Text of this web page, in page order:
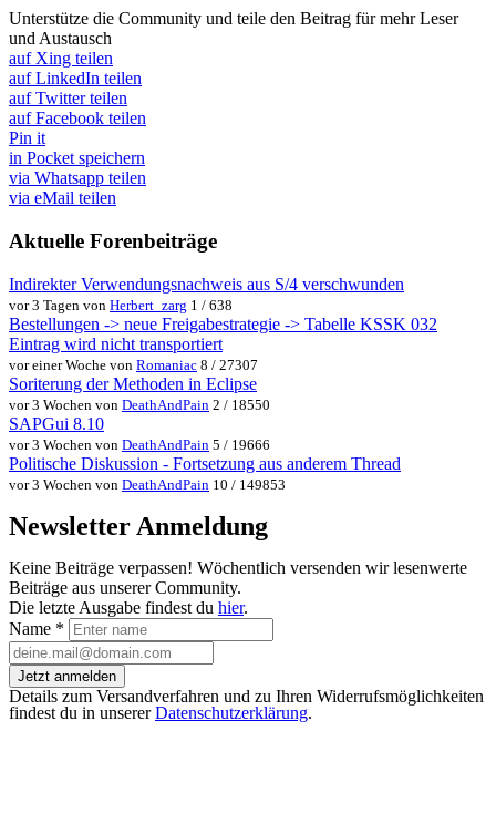
Unterstütze die Community und teile den Beitrag für mehr Leser
und Austausch
auf Xing teilen
auf LinkedIn teilen
auf Twitter teilen
auf Facebook teilen
Pin it
in Pocket speichern
via Whatsapp teilen
via eMail teilen
Aktuelle Forenbeiträge
Indirekter Verwendungsnachweis aus S/4 verschwunden
vor 3 Tagen von Herbert_zarg 1 / 638
Bestellungen -> neue Freigabestrategie -> Tabelle KSSK 032
Eintrag wird nicht transportiert
vor einer Woche von Romaniac 8 / 27307
Soriterung der Methoden in Eclipse
vor 3 Wochen von DeathAndPain 2 / 18550
SAPGui 8.10
vor 3 Wochen von DeathAndPain 5 / 19666
Politische Diskussion - Fortsetzung aus anderem Thread
vor 3 Wochen von DeathAndPain 10 / 149853
Newsletter Anmeldung
Keine Beiträge verpassen! Wöchentlich versenden wir lesenwerte
Beiträge aus unserer Community.
Die letzte Ausgabe findest du hier.
Name *
Jetzt anmelden
Details zum Versandverfahren und zu Ihren Widerrufsmöglichkeiten
findest du in unsererDatenschutzerklärung.